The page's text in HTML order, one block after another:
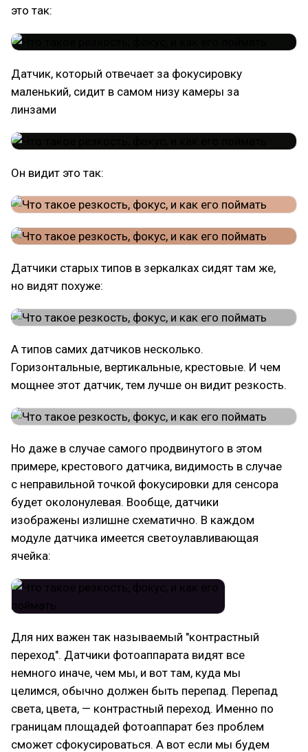
это так:
Датчик, который отвечает за фокусировку
маленький, сидит в самом низу камеры за
линзами
Он видит это так:
Датчики старых типов в зеркалках сидят там же,
но видят похуже:
А типов самих датчиков несколько.
Горизонтальные, вертикальные, крестовые. И чем
мощнее этот датчик, тем лучше он видит резкость.
Но даже в случае самого продвинутого в этом
примере, крестового датчика, видимость в случае
с неправильной точкой фокусировки для сенсора
будет околонулевая. Вообще, датчики
изображены излишне схематично. В каждом
модуле датчика имеется светоулавливающая
ячейка:
Для них важен так называемый "контрастный
переход". Датчики фотоаппарата видят все
немного иначе, чем мы, и вот там, куда мы
целимся, обычно должен быть перепад. Перепад
света, цвета, — контрастный переход. Именно по
границам площадей фотоаппарат без проблем
сможет сфокусироваться. А вот если мы будем